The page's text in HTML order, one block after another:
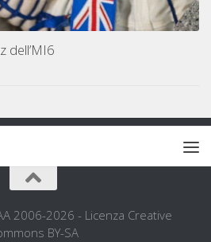
dell’MI6
2006-2026 - Licenza Creative
BY-SA